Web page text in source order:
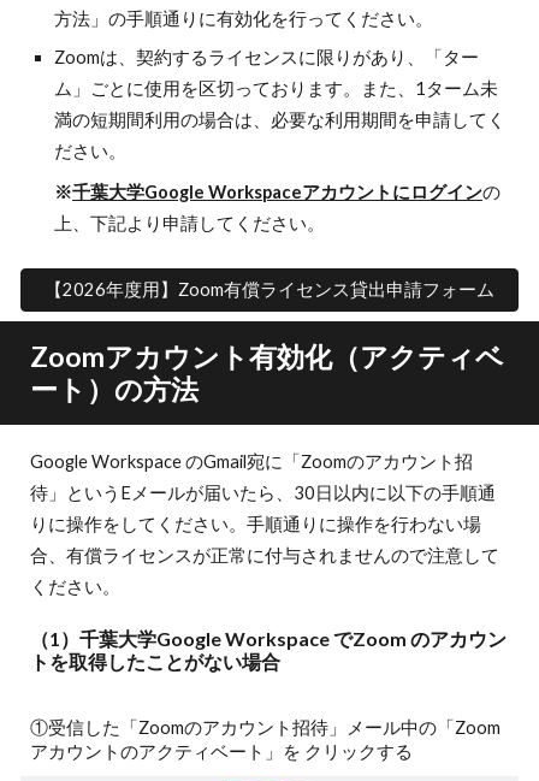
方法」の手順通りに有効化を行ってください。
Zoomは、契約するライセンスに限りがあり、「ター
ム」ごとに使用を区切っております。また、1ターム未
満の短期間利用の場合は、必要な利用期間を申請してく
ださい。
※千葉大学Google Workspaceアカウントにログインの
上、下記より申請してください。
【2026年度用】Zoom有償ライセンス貸出申請フォーム
Zoomアカウント有効化（アクティベ
ート）の方法
Google Workspace のGmail宛に「Zoomのアカウント招
待」というEメールが届いたら、30日以内に以下の手順通
りに操作をしてください。手順通りに操作を行わない場
合、有償ライセンスが正常に付与されませんので注意して
ください。
（1）千葉大学Google Workspace でZoom のアカウン
トを取得したことがない場合
①受信した「Zoomのアカウント招待」メール中の「Zoom
アカウントのアクティベート」を クリックする